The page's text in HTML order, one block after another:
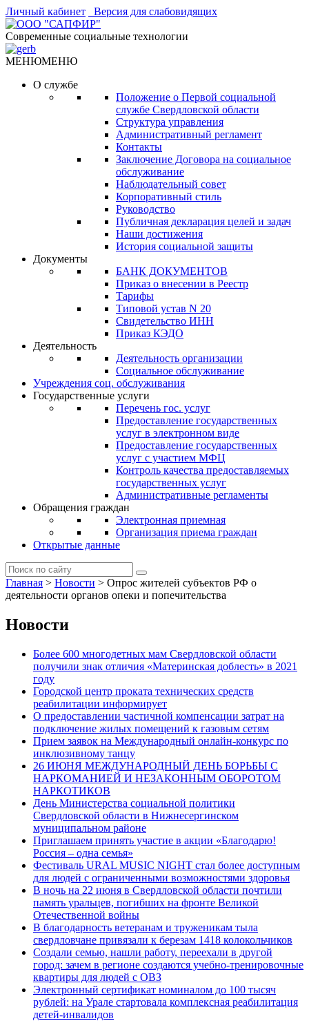
Личный кабинет Версия для слабовидящих
Современные социальные технологии
МЕНЮМЕНЮ
О службе
Положение о Первой социальной
службе Свердловской области
Структура управления
Административный регламент
Контакты
Заключение Договора на социальное
обслуживание
Наблюдательный совет
Корпоративный стиль
Руководство
Публичная декларация целей и задач
Наши достижения
История социальной защиты
Документы
БАНК ДОКУМЕНТОВ
Приказ о внесении в Реестр
Тарифы
Типовой устав N 20
Свидетельство ИНН
Приказ КЭДО
Деятельность
Деятельность организации
Социальное обслуживание
Учреждения соц. обслуживания
Государственные услуги
Перечень гос. услуг
Предоставление государственных
услуг в электронном виде
Предоставление государственных
услуг с участием МФЦ
Контроль качества предоставляемых
государственных услуг
Административные регламенты
Обращения граждан
Электронная приемная
Организация приема граждан
Открытые данные
Главная > Новости > Опрос жителей субъектов РФ о
деятельности органов опеки и попечительства
Новости
Более 600 многодетных мам Свердловской области
получили знак отличия «Материнская доблесть» в 2021
году
Городской центр проката технических средств
реабилитации информирует
О предоставлении частичной компенсации затрат на
подключение жилых помещений к газовым сетям
Прием заявок на Международный онлайн-конкурс по
инклюзивному танцу
26 ИЮНЯ МЕЖДУНАРОДНЫЙ ДЕНЬ БОРЬБЫ С
НАРКОМАНИЕЙ И НЕЗАКОННЫМ ОБОРОТОМ
НАРКОТИКОВ
День Министерства социальной политики
Свердловской области в Нижнесергинском
муниципальном районе
Приглашаем принять участие в акции «Благодарю!
Россия – одна семья»
Фестиваль URAL MUSIC NIGHT стал более доступным
для людей с ограниченными возможностями здоровья
В ночь на 22 июня в Свердловской области почтили
память уральцев, погибших на фронте Великой
Отечественной войны
В благодарность ветеранам и труженикам тыла
свердловчане привязали к березам 1418 колокольчиков
Создали семью, нашли работу, переехали в другой
город: зачем в регионе создаются учебно-тренировочные
квартиры для людей с ОВЗ
Электронный сертификат номиналом до 100 тысяч
рублей: на Урале стартовала комплексная реабилитация
детей-инвалидов